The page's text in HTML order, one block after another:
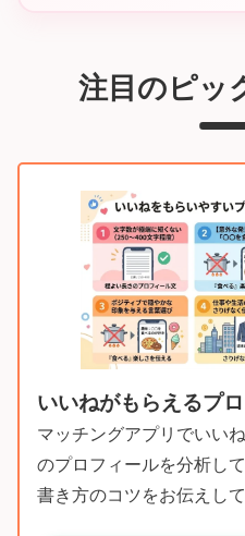
注目のピッ
いいねがもらえるプ
マッチングアプリでいい
のプロフィールを分析し
書き方のコツをお伝えして